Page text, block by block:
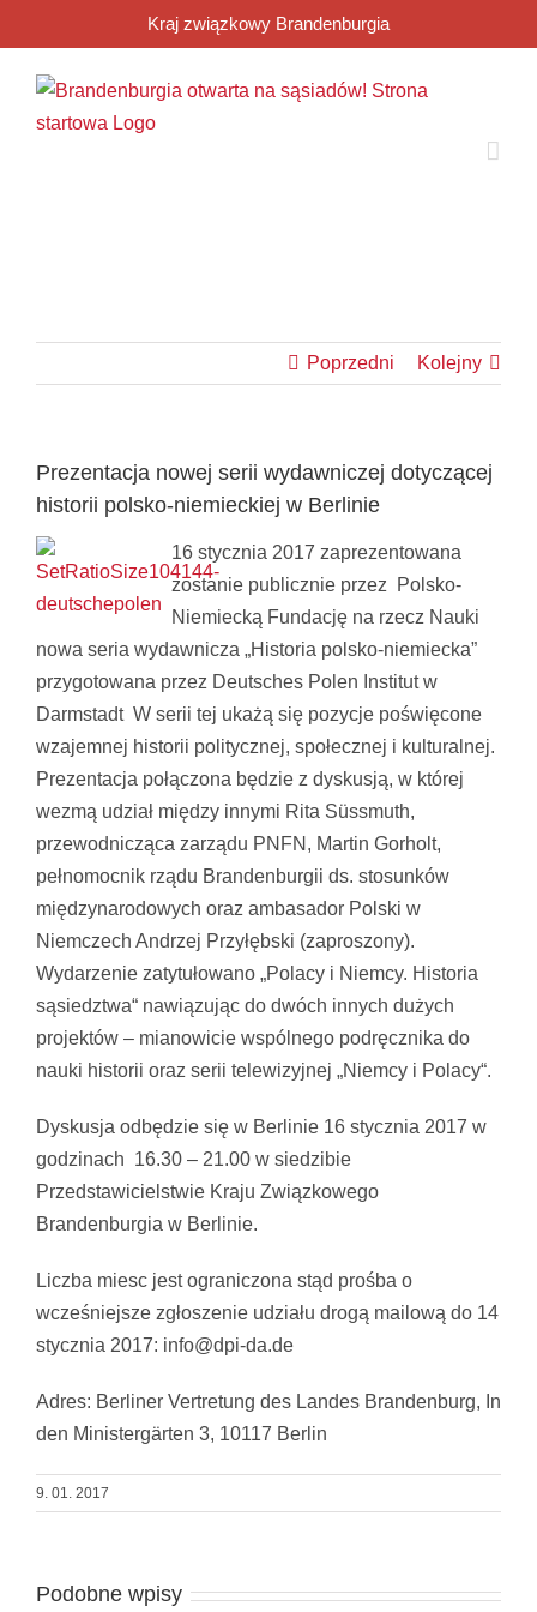
do
zawartości
Kraj związkowy Brandenburgia
Poprzedni Kolejny
Prezentacja nowej serii wydawniczej dotyczącej
historii polsko-niemieckiej w Berlinie
16 stycznia 2017 zaprezentowana
zostanie publicznie przez Polsko-
Niemiecką Fundację na rzecz Nauki
nowa seria wydawnicza „Historia polsko-niemiecka”
przygotowana przez Deutsches Polen Institut w
Darmstadt W serii tej ukażą się pozycje poświęcone
wzajemnej historii politycznej, społecznej i kulturalnej.
Prezentacja połączona będzie z dyskusją, w której
wezmą udział między innymi Rita Süssmuth,
przewodnicząca zarządu PNFN, Martin Gorholt,
pełnomocnik rządu Brandenburgii ds. stosunków
międzynarodowych oraz ambasador Polski w
Niemczech Andrzej Przyłębski (zaproszony).
Wydarzenie zatytułowano „Polacy i Niemcy. Historia
sąsiedztwa“ nawiązując do dwóch innych dużych
projektów – mianowicie wspólnego podręcznika do
nauki historii oraz serii telewizyjnej „Niemcy i Polacy“.
Dyskusja odbędzie się w Berlinie 16 stycznia 2017 w
godzinach 16.30 – 21.00 w siedzibie
Przedstawicielstwie Kraju Związkowego
Brandenburgia w Berlinie.
Liczba miesc jest ograniczona stąd prośba o
wcześniejsze zgłoszenie udziału drogą mailową do 14
stycznia 2017: info@dpi-da.de
Adres: Berliner Vertretung des Landes Brandenburg, In
den Ministergärten 3, 10117 Berlin
9. 01. 2017
Podobne wpisy